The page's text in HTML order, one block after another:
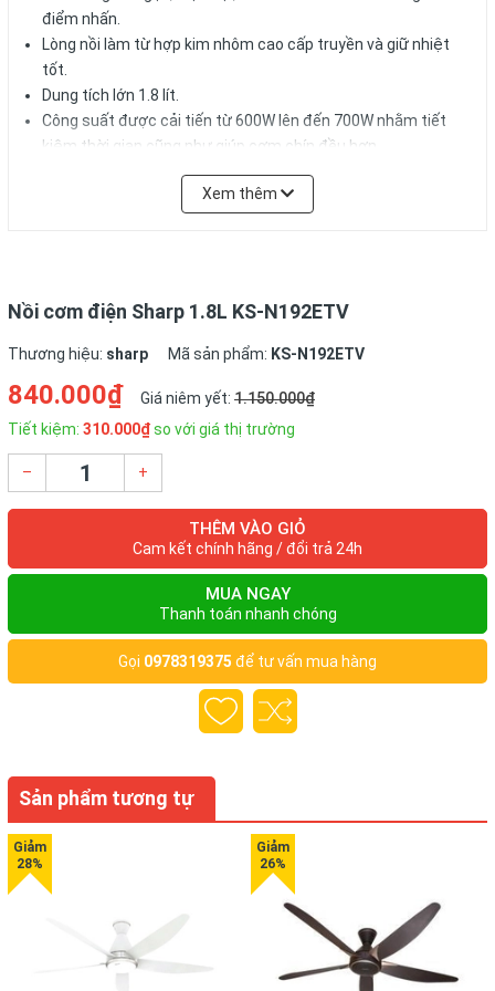
điểm nhấn.
Lòng nồi làm từ hợp kim nhôm cao cấp truyền và giữ nhiệt
tốt.
Dung tích lớn 1.8 lít.
Công suất được cải tiến từ 600W lên đến 700W nhằm tiết
kiệm thời gian cũng như giúp cơm chín đều hơn.
Thời gian giữ ấm tối đa 5 tiếng.
Trọng lượng (Kg): 3,0kg
Thiết kế sang trọng, hiện đại, hoa văn tinh tế
Nồi cơm điện nắp gài Sharp KS-N192ETV "SP" có kiểu dáng
gọn, nhẹ với các chi tiết được thiết kế khéo léo. Thân nồi in hoa
văn sakura màu hồng giúp cho chiếc nồi trông đẹp mắt hơn.
Sản phẩm không chỉ mang đến cho gia đình bạn những bữa
cơm ngon mà còn góp phần tô điểm cho không gian bếp thêm
Kiểu dáng nhỏ gọn, hiện đại, hoa văn sakura màu hồng làm
Lòng nồi làm từ hợp kim nhôm cao cấp truyền và giữ nhiệt
Dung tích lớn 1.8 lít.
Công suất được cải tiến từ 600W lên đến 700W nhằm tiết
kiệm thời gian cũng như giúp cơm chín đều hơn.
Thời gian giữ ấm tối đa 5 tiếng.
Thông số kỹ thuật
Dung tích (L): 1,8
Lòng nồi: Hợp kim nhôm
Xem thêm
Nồi cơm điện Sharp 1.8L KS-N192ETV
Thương hiệu: sharp Mã sản phẩm: KS-N192ETV
840.000₫ Giá niêm yết: 1.150.000₫
Tiết kiệm: 310.000₫so với giá thị trường
– +
THÊM VÀO GIỎ
Cam kết chính hãng / đổi trả 24h
MUA NGAY
Thanh toán nhanh chóng
Gọi 0978319375 để tư vấn mua hàng
Sản phẩm tương tự